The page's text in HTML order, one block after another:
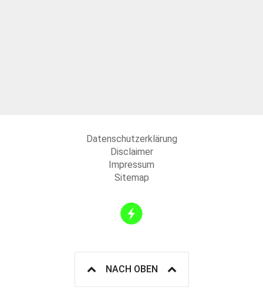
Datenschutzerklärung
Disclaimer
Impressum
Sitemap
NACH OBEN